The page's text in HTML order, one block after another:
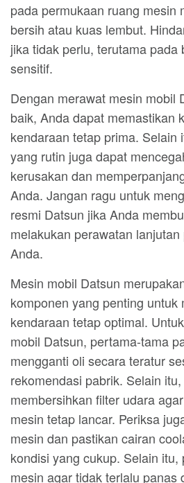
pada permukaan ruang mesin
bersih atau kuas lembut.
jika tidak perlu, terutama pada
sensitif.
Dengan merawat mesin mobil
baik, Anda dapat memastikan
kendaraan tetap prima. Selain
yang rutin juga dapat
kerusakan dan
Anda. Jangan ragu untuk
resmi Datsun jika Anda
melakukan perawatan
Anda.
Mesin mobil Datsun
komponen yang penting untuk
kendaraan tetap optimal.
mobil Datsun, pertama-tama
mengganti oli secara teratur
rekomendasi pabrik. Selain
membersihkan filter udara
mesin tetap lancar. Periksa
mesin dan pastikan cairan
kondisi yang cukup. Selain itu,
mesin agar tidak terlalu panas